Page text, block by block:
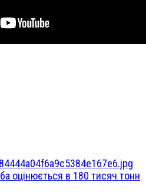
оцінюється в 180 тисяч тонн